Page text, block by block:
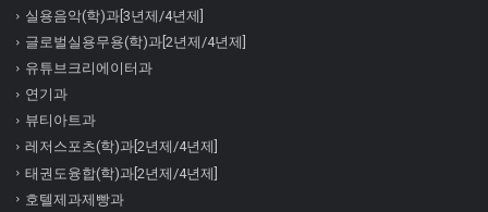
실용음악(학)과[3년제/4년제]
글로벌실용무용(학)과[2년제/4년제]
유튜브크리에이터과
연기과
뷰티아트과
레저스포츠(학)과[2년제/4년제]
태권도융합(학)과[2년제/4년제]
호텔제과제빵과